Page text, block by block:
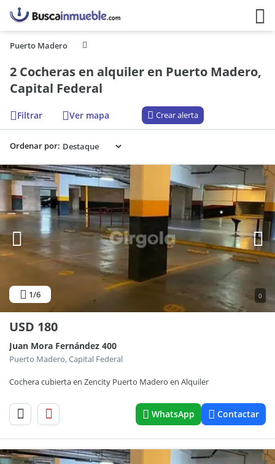
Puerto Madero
2 Cocheras en alquiler en Puerto Madero,
Capital Federal
Filtrar Ver mapa Crear alerta
Ordenar por:
1/6 0
USD 180
Juan Mora Fernández 400
Puerto Madero, Capital Federal
Cochera cubierta en Zencity Puerto Madero en Alquiler
WhatsApp Contactar